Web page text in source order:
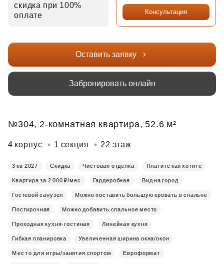
скидка при 100%
оплате
Консультация
Оставить заявку
Забронировать онлайн
№304, 2-комнатная квартира, 52.6 м²
4 корпус 1 секция 22 этаж
3 кв 2027 Скидка Чистовая отделка Платите как хотите
Квартира за 2 000 ₽/мес Гардеробная Вид на город
Гостевой санузел Можно поставить большую кровать в спальне
Постирочная Можно добавить спальное место
Проходная кухня-гостиная Линейная кухня
Гибкая планировка Увеличенная ширина окна/окон
Место для игры/занятия спортом Евроформат